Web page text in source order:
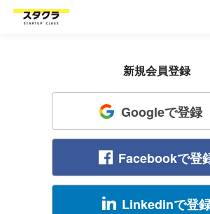
新規会員登録
Googleで登録
Facebookで登
Linkedinで登